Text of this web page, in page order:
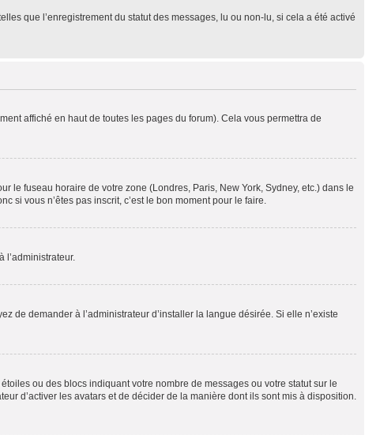
que l’enregistrement du statut des messages, lu ou non-lu, si cela a été activé
affiché en haut de toutes les pages du forum). Cela vous permettra de
le fuseau horaire de votre zone (Londres, Paris, New York, Sydney, etc.) dans le
si vous n’êtes pas inscrit, c’est le bon moment pour le faire.
l’administrateur.
de demander à l’administrateur d’installer la langue désirée. Si elle n’existe
ou des blocs indiquant votre nombre de messages ou votre statut sur le
d’activer les avatars et de décider de la manière dont ils sont mis à disposition.